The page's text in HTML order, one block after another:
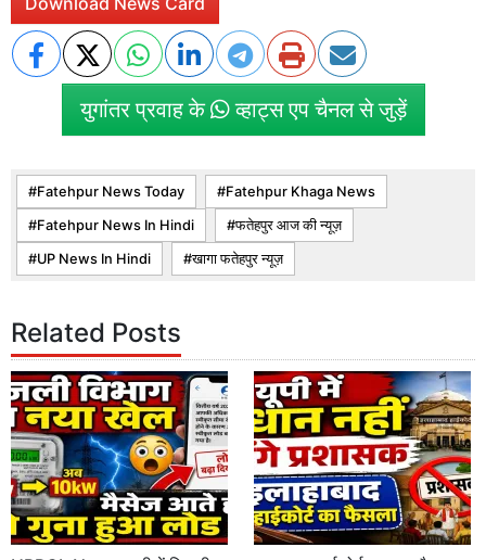
युगांतर प्रवाह के व्हाट्स एप चैनल से जुड़ें
Fatehpur News Today Fatehpur Khaga News
Fatehpur News In Hindi फतेहपुर आज की न्यूज़
UP News In Hindi खागा फतेहपुर न्यूज़
Related Posts